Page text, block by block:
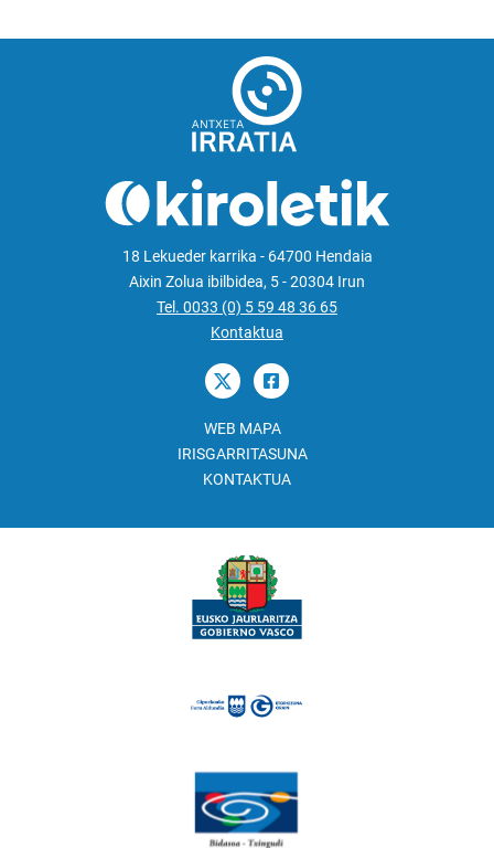
18 Lekueder karrika - 64700 Hendaia
Aixin Zolua ibilbidea, 5 - 20304 Irun
Tel. 0033 (0) 5 59 48 36 65
Kontaktua
WEB MAPA
IRISGARRITASUNA
KONTAKTUA